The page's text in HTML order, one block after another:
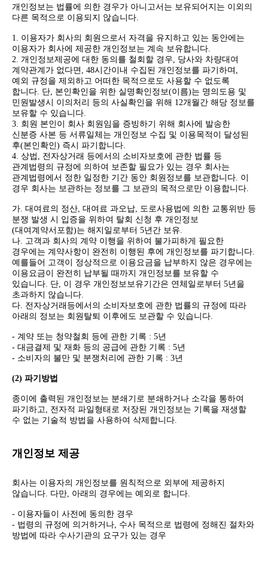
개인정보는 법률에 의한 경우가 아니고서는 보유되어지는 이외의
다른 목적으로 이용되지 않습니다.
1. 이용자가 회사의 회원으로서 자격을 유지하고 있는 동안에는
이용자가 회사에 제공한 개인정보는 계속 보유합니다.
2. 개인정보제공에 대한 동의를 철회할 경우, 당사와 차량대여
계약관계가 없다면, 48시간이내 수집된 개인정보를 파기하며,
예외 규정을 제외하고 어떠한 목적으로도 사용할 수 없도록
합니다. 단, 본인확인을 위한 실명확인정보(이름)는 명의도용 및
민원발생시 이의처리 등의 사실확인을 위해 12개월간 해당 정보를
보유할 수 있습니다.
3. 회원 본인이 회사 회원임을 증빙하기 위해 회사에 발송한
신분증 사본 등 서류일체는 개인정보 수집 및 이용목적이 달성된
후(본인확인) 즉시 파기합니다.
4. 상법, 전자상거래 등에서의 소비자보호에 관한 법률 등
관계법령의 규정에 의하여 보존할 필요가 있는 경우 회사는
관계법령에서 정한 일정한 기간 동안 회원정보를 보관합니다. 이
경우 회사는 보관하는 정보를 그 보관의 목적으로만 이용합니다.
가. 대여료의 정산, 대여료 과오납, 도로사용법에 의한 교통위반 등
분쟁 발생 시 입증을 위하여 탈회 신청 후 개인정보
(대여계약서포함)는 해지일로부터 5년간 보유.
나. 고객과 회사의 계약 이행을 위하여 불가피하게 필요한
경우에는 계약사항이 완전히 이행된 후에 개인정보를 파기합니다.
예를들어 고객이 정상적으로 이용요금을 납부하지 않은 경우에는
이용요금이 완전히 납부될 때까지 개인정보를 보유할 수
있습니다. 단, 이 경우 개인정보보유기간은 연체일로부터 5년을
초과하지 않습니다.
다. 전자상거래등에서의 소비자보호에 관한 법률의 규정에 따라
아래의 정보는 회원탈퇴 이후에도 보관할 수 있습니다.
- 계약 또는 청약철회 등에 관한 기록 : 5년
- 대금결제 및 재화 등의 공급에 관한 기록 : 5년
- 소비자의 불만 및 분쟁처리에 관한 기록 : 3년
(2) 파기방법
종이에 출력된 개인정보는 분쇄기로 분쇄하거나 소각을 통하여
파기하고, 전자적 파일형태로 저장된 개인정보는 기록을 재생할
수 없는 기술적 방법을 사용하여 삭제합니다.
개인정보 제공
회사는 이용자의 개인정보를 원칙적으로 외부에 제공하지
않습니다. 다만, 아래의 경우에는 예외로 합니다.
- 이용자들이 사전에 동의한 경우
- 법령의 규정에 의거하거나, 수사 목적으로 법령에 정해진 절차와
방법에 따라 수사기관의 요구가 있는 경우